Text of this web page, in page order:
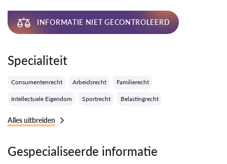
INFORMATIE NIET GECONTROLEERD
Specialiteit
Consumentenrecht Arbeidsrecht Familierecht
Intellectuele Eigendom Sportrecht Belastingrecht
Alles uitbreiden
Gespecialiseerde informatie